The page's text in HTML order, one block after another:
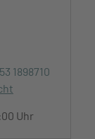
1898710
Uhr